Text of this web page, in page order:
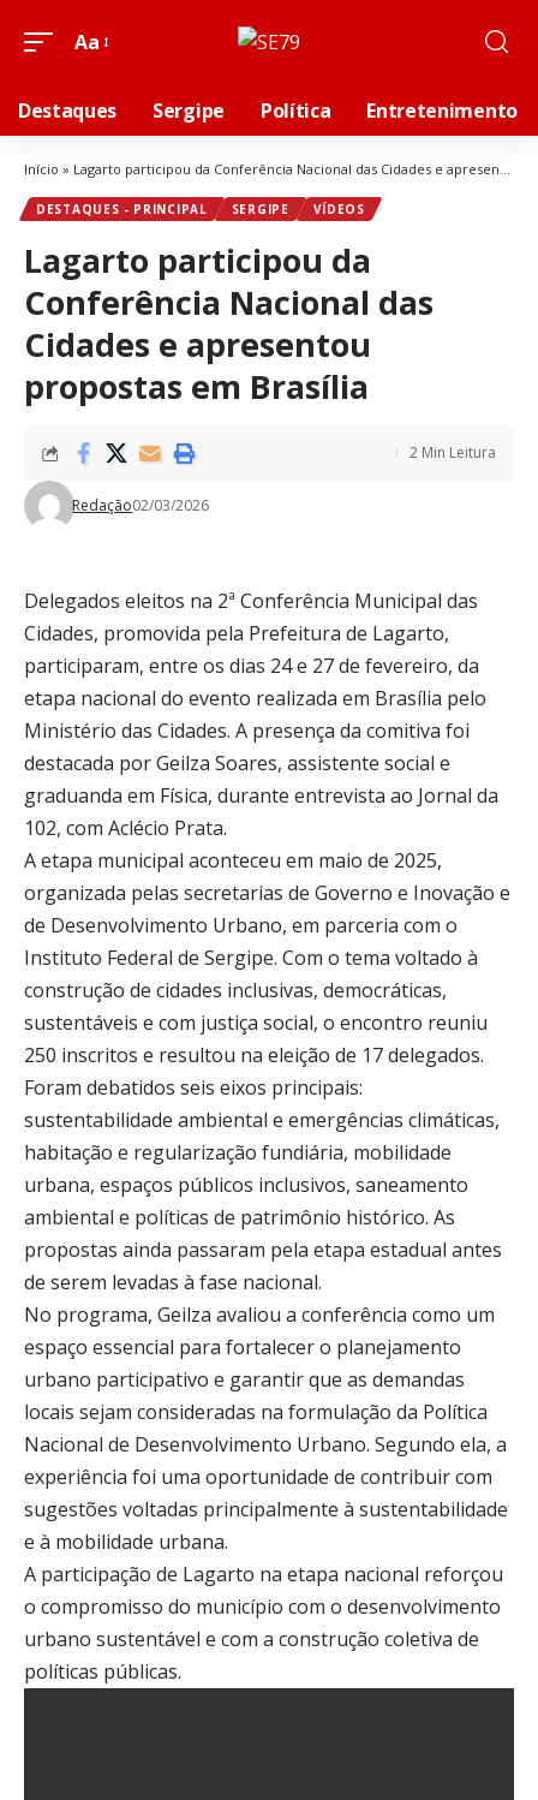
Aa
Destaques Sergipe Política Entretenimento
Início » Lagarto participou da Conferência Nacional das Cidades e apresentou propostas em Brasília
DESTAQUES - PRINCIPAL SERGIPE VÍDEOS
Lagarto participou da
Conferência Nacional das
Cidades e apresentou
propostas em Brasília
Redação02/03/2026
2 Min Leitura
Delegados eleitos na 2ª Conferência Municipal das
Cidades, promovida pela Prefeitura de Lagarto,
participaram, entre os dias 24 e 27 de fevereiro, da
etapa nacional do evento realizada em Brasília pelo
Ministério das Cidades. A presença da comitiva foi
destacada porGeilza Soares, assistente social e
graduanda em Física, durante entrevista ao Jornal da
102, com Aclécio Prata.
A etapa municipal aconteceu em maio de 2025,
organizada pelas secretarias de Governo e Inovação e
de Desenvolvimento Urbano, em parceria com o
Instituto Federal de Sergipe. Com o tema voltado à
construção de cidades inclusivas, democráticas,
sustentáveis e com justiça social, o encontro reuniu
250 inscritos e resultou na eleição de 17 delegados.
Foram debatidos seis eixos principais:
sustentabilidade ambiental e emergências climáticas,
habitação e regularização fundiária, mobilidade
urbana, espaços públicos inclusivos, saneamento
ambiental e políticas de patrimônio histórico. As
propostas ainda passaram pela etapa estadual antes
de serem levadas à fase nacional.
No programa, Geilza avaliou a conferência como um
espaço essencial para fortalecer o planejamento
urbano participativo e garantir que as demandas
locais sejam consideradas na formulação da Política
Nacional de Desenvolvimento Urbano. Segundo ela, a
experiência foi uma oportunidade de contribuir com
sugestões voltadas principalmente à sustentabilidade
e à mobilidade urbana.
A participação de Lagarto na etapa nacional reforçou
o compromisso do município com o desenvolvimento
urbano sustentável e com a construção coletiva de
políticas públicas.